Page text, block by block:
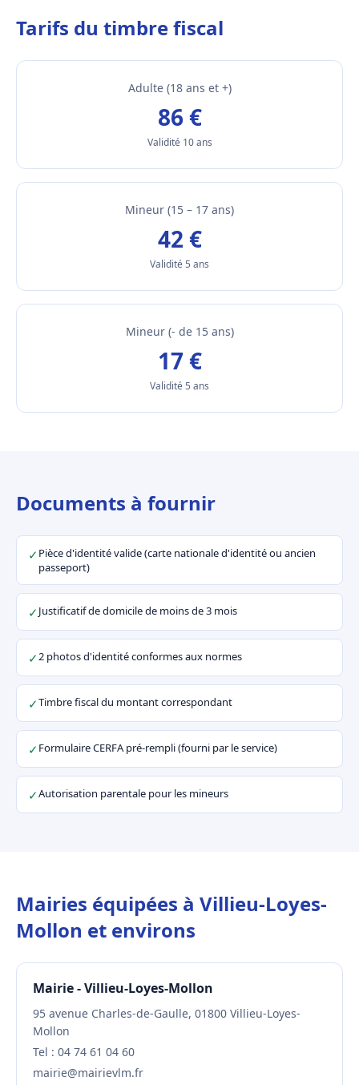
Tarifs du timbre fiscal
Adulte (18 ans et +)
86 €
Validité 10 ans
Mineur (15 – 17 ans)
42 €
Validité 5 ans
Mineur (- de 15 ans)
17 €
Validité 5 ans
Documents à fournir
✓ Pièce d'identité valide (carte nationale d'identité ou ancien
passeport)
✓Justificatif de domicile de moins de 3 mois
✓2 photos d'identité conformes aux normes
✓Timbre fiscal du montant correspondant
✓ Formulaire CERFA pré-rempli (fourni par le service)
✓Autorisation parentale pour les mineurs
Mairies équipées à Villieu-Loyes-
Mollon et environs
Mairie - Villieu-Loyes-Mollon
95 avenue Charles-de-Gaulle, 01800 Villieu-Loyes-
Mollon
Tel : 04 74 61 04 60
mairie@mairievlm.fr